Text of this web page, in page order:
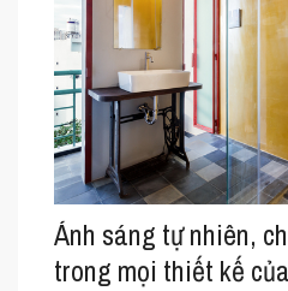
Ánh sáng tự nhiên,
trong mọi thiết kế